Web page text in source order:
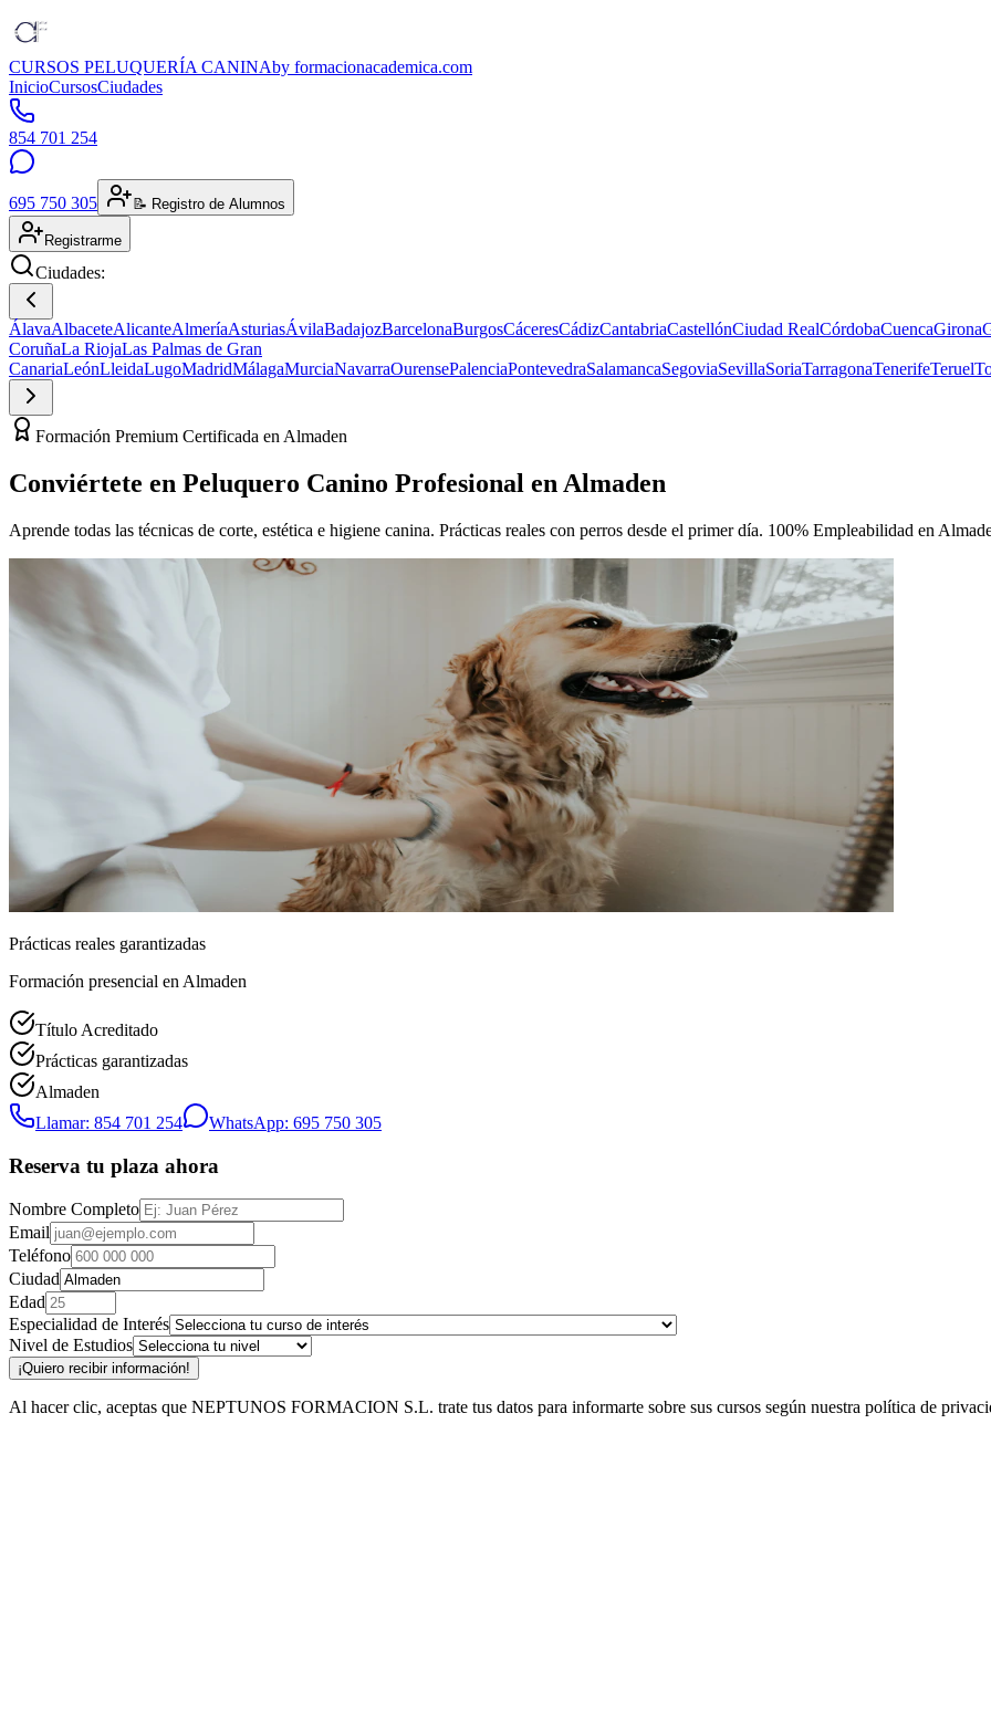
CURSOS PELUQUERÍA CANINAby formacionacademica.com
InicioCursosCiudades
854 701 254
695 750 305 📝 Registro de Alumnos
Registrarme
Ciudades:
ÁlavaAlbaceteAlicanteAlmeríaAsturiasÁvilaBadajozBarcelonaBurgosCáceresCádizCantabriaCastellónCiudad RealCórdobaCuencaGirona
CoruñaLa RiojaLas Palmas de Gran
CanariaLeónLleidaLugoMadridMálagaMurciaNavarraOurensePalenciaPontevedraSalamancaSegoviaSevillaSoriaTarragonaTenerifeTeruel
Formación Premium Certificada en Almaden
Conviértete en Peluquero Canino Profesional en Almaden
Aprende todas las técnicas de corte, estética e higiene canina. Prácticas reales con perros desde el primer día. 100% Empleabilidad en
Prácticas reales garantizadas
Formación presencial en Almaden
Título Acreditado
Prácticas garantizadas
Almaden
Llamar: 854 701 254
WhatsApp: 695 750 305
Reserva tu plaza ahora
Nombre Completo
Email
Teléfono
Ciudad
Edad
Especialidad de Interés
Nivel de Estudios
¡Quiero recibir información!
Al hacer clic, aceptas que NEPTUNOS FORMACION S.L. trate tus datos para informarte sobre sus cursos según nuestra política de